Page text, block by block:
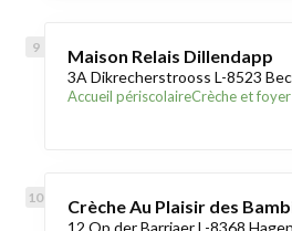
Maison Relais Dillendapp
3A Dikrecherstrooss L-8523
Accueil périscolaireCrèche et
Crèche Au Plaisir des
12 Op der Barriaer L-8368 Hagen